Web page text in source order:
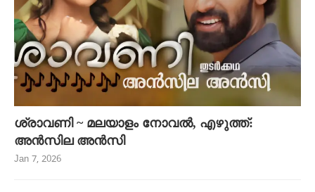
ശ്രാവണി ~ മലയാളം നോവൽ, എഴുത്ത്:
അൻസില അൻസി
Jan 7, 2026